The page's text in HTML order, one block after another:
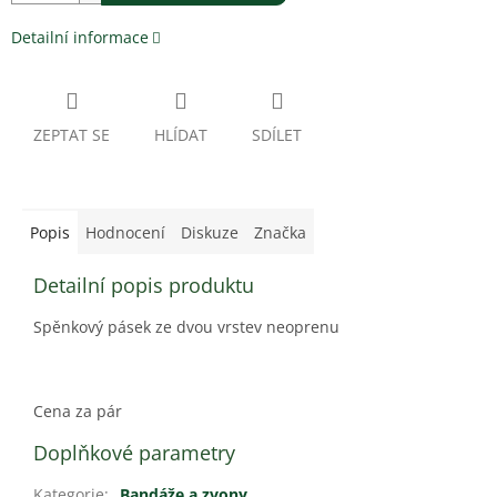
Detailní informace
ZEPTAT SE HLÍDAT SDÍLET
Popis Hodnocení Diskuze Značka
Detailní popis produktu
Spěnkový pásek ze dvou vrstev neoprenu
Cena za pár
Doplňkové parametry